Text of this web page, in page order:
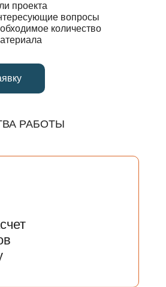
проекта
вопросы
количество
РАБОТЫ